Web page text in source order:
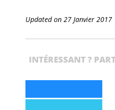
Updated on 27 Janvier 2017
INTÉRESSANT ?